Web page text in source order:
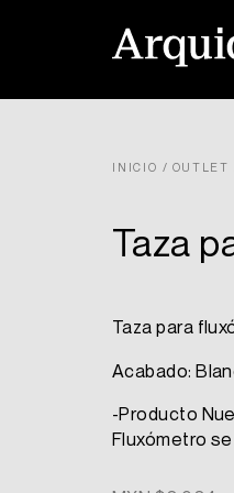
INICIO /OUTLET
Taza
Taza para
Acabado:
-Producto
Fluxómetro